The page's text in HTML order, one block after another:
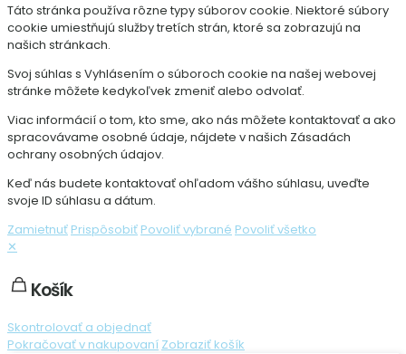
Táto stránka používa rôzne typy súborov cookie. Niektoré súbory
cookie umiestňujú služby tretích strán, ktoré sa zobrazujú na
našich stránkach.
Svoj súhlas s Vyhlásením o súboroch cookie na našej webovej
stránke môžete kedykoľvek zmeniť alebo odvolať.
Viac informácií o tom, kto sme, ako nás môžete kontaktovať a ako
spracovávame osobné údaje, nájdete v našich Zásadách
ochrany osobných údajov.
Keď nás budete kontaktovať ohľadom vášho súhlasu, uveďte
svoje ID súhlasu a dátum.
Zamietnuť Prispôsobiť Povoliť vybrané Povoliť všetko
✕
Košík
Skontrolovať a objednať
Pokračovať v nakupovaní Zobraziť košík